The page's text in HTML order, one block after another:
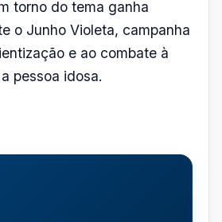
torno do tema ganha
o Junho Violeta, campanha
e ao combate à
pessoa idosa.